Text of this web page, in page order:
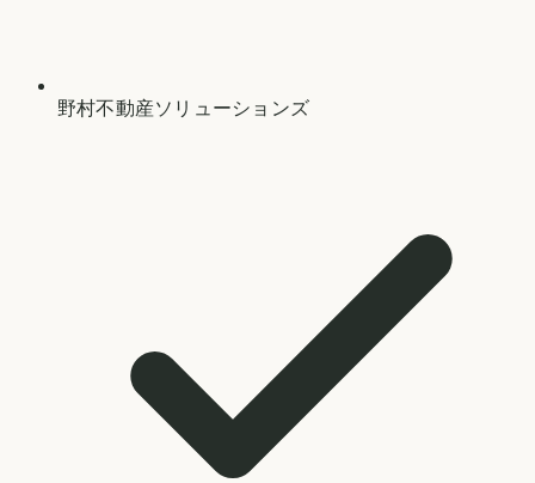
野村不動産ソリューションズ